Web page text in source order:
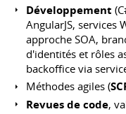
Développement
AngularJS, services
approche SOA,
d'identités et rôles
backoffice via
Méthodes agiles (
Revues de code,